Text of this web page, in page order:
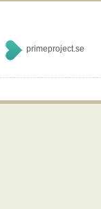
primeproject.se